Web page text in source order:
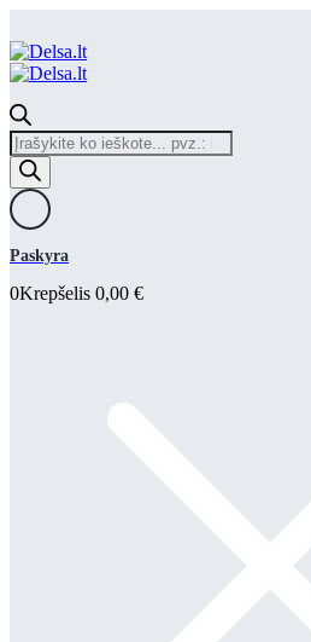
Products
search
Paskyra
0Krepšelis 0,00 €